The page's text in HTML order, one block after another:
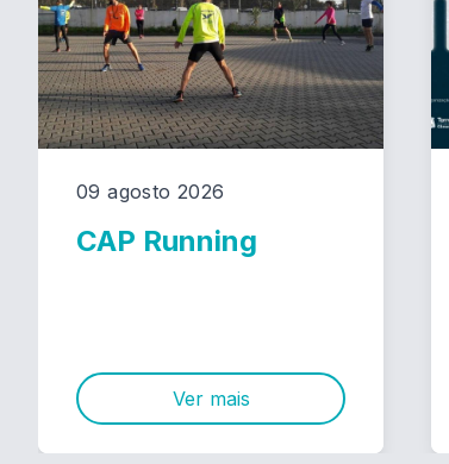
09 agosto 2026
CAP Running
Ver mais